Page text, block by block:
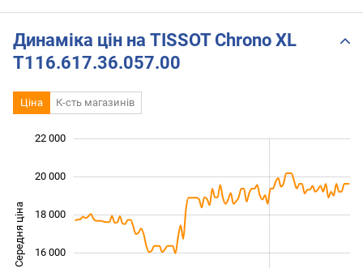
Динаміка цін на TISSOT Chrono XL
T116.617.36.057.00
Ціна К-сть магазинів
Середня ціна 16 000
18 000
22 000
20 000